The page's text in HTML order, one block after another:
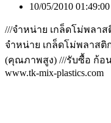
10/05/2010 01:49:00
///จำหน่าย เกล็ดโม่พลาส
จำหน่าย เกล็ดโม่พลาสติ
(คุณภาพสูง) ///รับซื้อ ก้อ
www.tk-mix-plastics.com